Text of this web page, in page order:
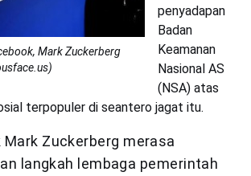
Mark Zuckerberg
penyadapan
Badan
Keamanan
Nasional AS
(NSA) atas
terpopuler di seantero jagat itu.
Mark Zuckerberg merasa
langkah lembaga pemerintah